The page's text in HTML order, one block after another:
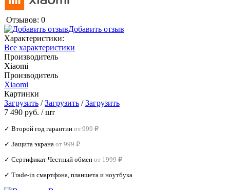
Отзывов: 0
Добавить отзыв
Характеристики:
Все характеристики
Производитель
Xiaomi
Производитель
Xiaomi
Картинки
Загрузить /Загрузить /Загрузить
7 490 руб. / шт
✓ Второй год гарантии от 999 ₽
✓ Защита экрана от 999 ₽
✓ Сертификат Честный обмен от 1999 ₽
✓ Trade‑in смартфона, планшета и ноутбука